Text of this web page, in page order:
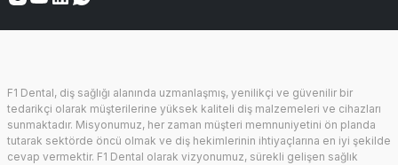
F1 Dental, diş sağlığı alanında uzmanlaşmış, yenilikçi ve güvenilir bir
tedarikçi olarak müşterilerine yüksek kaliteli diş malzemeleri ve cihazları
sunmaktadır. Misyonumuz, her zaman müşteri memnuniyetini ön planda
tutarak sektörde öncü olmak ve diş hekimlerinin ihtiyaçlarına en iyi şekilde
cevap vermektir. F1 Dental olarak vizyonumuz, sürekli gelişen sağlık